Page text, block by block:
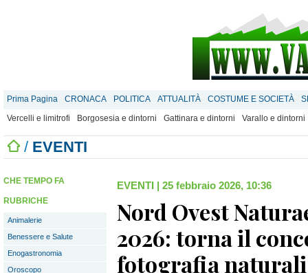
Prima Pagina CRONACA POLITICA ATTUALITÀ COSTUME E SOCIETÀ
Vercelli e limitrofi
Borgosesia e dintorni Gattinara e dintorni Varallo e dintorni
/ EVENTI
CHE TEMPO FA
RUBRICHE
Animalerie
Benessere e Salute
Enogastronomia
Oroscopo
EVENTI | 25 febbraio 2026, 10:36
Nord Ovest
2026: torna il
fotografia